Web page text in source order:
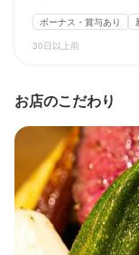
食べログ求人PRESS
プライバシーポリシー
ボーナス・賞与あり
30日以上前
お店のこだわり
毎月の利益によりボ
勤務時間
平日10時～23時(実
す。)
土日11時～22時